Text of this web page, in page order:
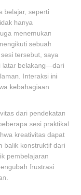
belajar, seperti
hanya
menemukan
sebuah
tersebut, saya
latar belakang—dari
Interaksi ini
kebahagiaan
dari pendekatan
sesi praktikal
kreativitas dapat
balik konstruktif dari
pembelajaran
frustrasi